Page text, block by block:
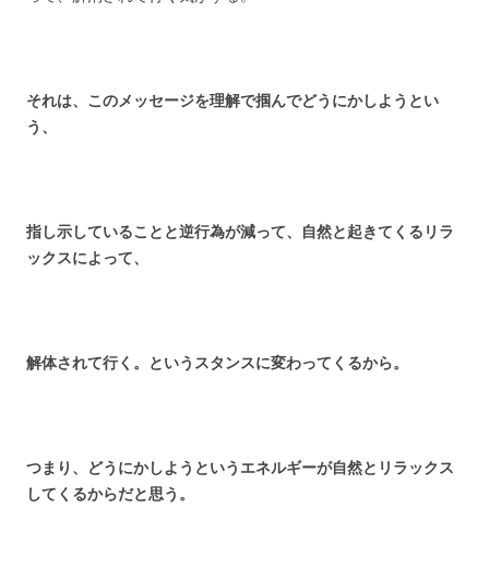
それは、このメッセージを理解で掴んでどうにかしようとい
う、
指し示していることと逆行為が減って、
自然と起きてくるリラ
ックスによって、
解体されて行く。という スタンスに変わってくるから。
つまり、どうにかしようというエネルギーが自然とリラックス
してくるからだと思う。